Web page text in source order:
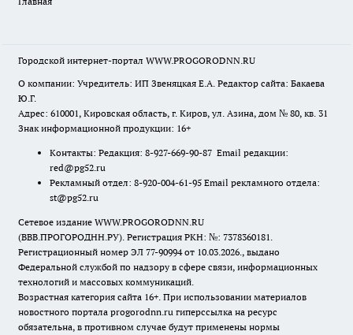
Городской интернет-портал WWW.PROGORODNN.RU
О компании: Учредитель: ИП Звеняцкая Е.А. Редактор сайта: Бакаева
Ю.Г.
Адрес: 610001, Кировская область, г. Киров, ул. Азина, дом № 80, кв. 31
Знак информационной продукции: 16+
Контакты: Редакция: 8-927-669-90-87 Email редакции:
red@pg52.ru
Рекламный отдел: 8-920-004-61-95 Email рекламного отдела:
st@pg52.ru
Сетевое издание WWW.PROGORODNN.RU
(ВВВ.ПРОГОРОДНН.РУ). Регистрация РКН: №: 7378360181.
Регистрационный номер ЭЛ 77-90994 от 10.03.2026., выдано
Федеральной службой по надзору в сфере связи, информационных
технологий и массовых коммуникаций.
Возрастная категория сайта 16+. При использовании материалов
новостного портала progorodnn.ru гиперссылка на ресурс
обязательна, в противном случае будут применены нормы